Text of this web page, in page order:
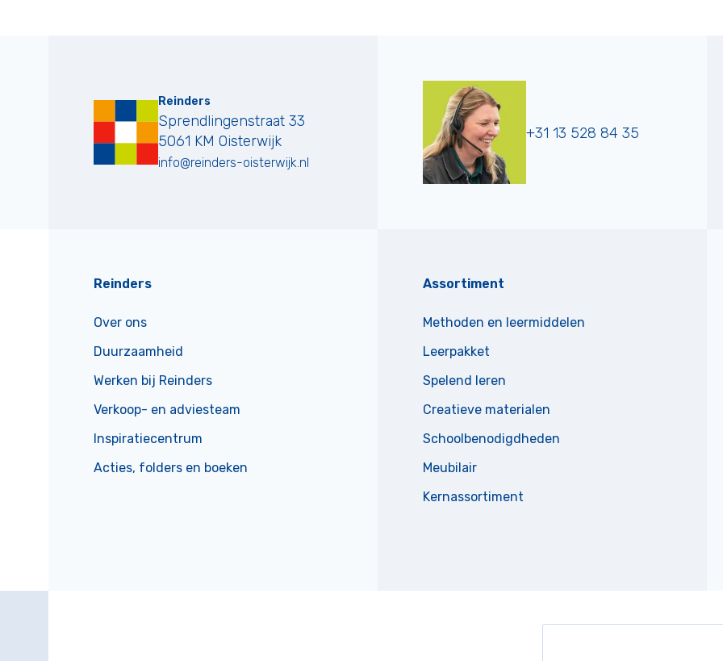
Reinders
Sprendlingenstraat 33
5061 KM Oisterwijk
info@reinders-oisterwijk.nl
+31 13 528 84 35
Reinders
Over ons
Duurzaamheid
Werken bij Reinders
Verkoop- en adviesteam
Inspiratiecentrum
Acties, folders en boeken
Assortiment
Methoden en leermiddelen
Leerpakket
Spelend leren
Creatieve materialen
Schoolbenodigdheden
Meubilair
Kernassortiment